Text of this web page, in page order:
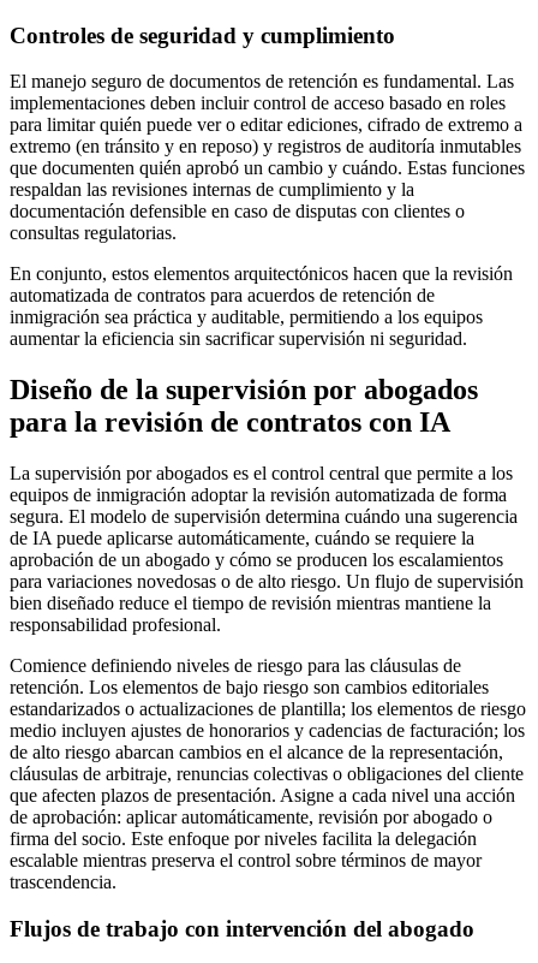
Controles de seguridad y cumplimiento
El manejo seguro de documentos de retención es fundamental. Las
implementaciones deben incluir control de acceso basado en roles
para limitar quién puede ver o editar ediciones, cifrado de extremo a
extremo (en tránsito y en reposo) y registros de auditoría inmutables
que documenten quién aprobó un cambio y cuándo. Estas funciones
respaldan las revisiones internas de cumplimiento y la
documentación defensible en caso de disputas con clientes o
consultas regulatorias.
En conjunto, estos elementos arquitectónicos hacen que la revisión
automatizada de contratos para acuerdos de retención de
inmigración sea práctica y auditable, permitiendo a los equipos
aumentar la eficiencia sin sacrificar supervisión ni seguridad.
Diseño de la supervisión por abogados
para la revisión de contratos con IA
La supervisión por abogados es el control central que permite a los
equipos de inmigración adoptar la revisión automatizada de forma
segura. El modelo de supervisión determina cuándo una sugerencia
de IA puede aplicarse automáticamente, cuándo se requiere la
aprobación de un abogado y cómo se producen los escalamientos
para variaciones novedosas o de alto riesgo. Un flujo de supervisión
bien diseñado reduce el tiempo de revisión mientras mantiene la
responsabilidad profesional.
Comience definiendo niveles de riesgo para las cláusulas de
retención. Los elementos de bajo riesgo son cambios editoriales
estandarizados o actualizaciones de plantilla; los elementos de riesgo
medio incluyen ajustes de honorarios y cadencias de facturación; los
de alto riesgo abarcan cambios en el alcance de la representación,
cláusulas de arbitraje, renuncias colectivas o obligaciones del cliente
que afecten plazos de presentación. Asigne a cada nivel una acción
de aprobación: aplicar automáticamente, revisión por abogado o
firma del socio. Este enfoque por niveles facilita la delegación
escalable mientras preserva el control sobre términos de mayor
trascendencia.
Flujos de trabajo con intervención del abogado